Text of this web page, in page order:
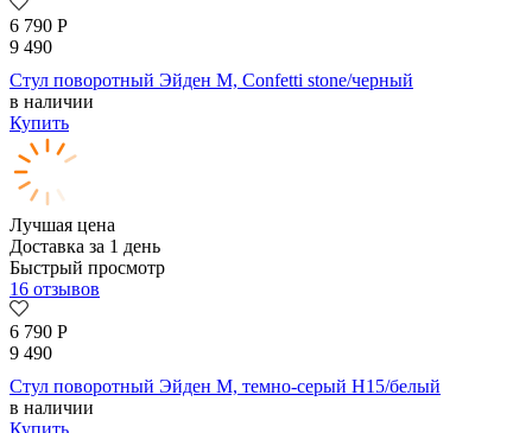
6 790 Р
9 490
Стул поворотный Эйден М, Confetti stone/черный
в наличии
Купить
Лучшая цена
Доставка за 1 день
Быстрый просмотр
16 отзывов
6 790 Р
9 490
Стул поворотный Эйден М, темно-серый H15/белый
в наличии